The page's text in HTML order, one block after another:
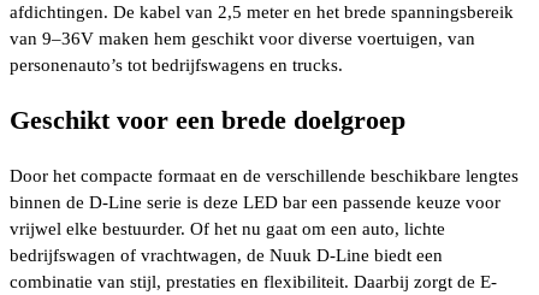
afdichtingen. De kabel van 2,5 meter en het brede spanningsbereik
van 9–36V maken hem geschikt voor diverse voertuigen, van
personenauto’s tot bedrijfswagens en trucks.
Geschikt voor een brede doelgroep
Door het compacte formaat en de verschillende beschikbare lengtes
binnen de D-Line serie is deze LED bar een passende keuze voor
vrijwel elke bestuurder. Of het nu gaat om een auto, lichte
bedrijfswagen of vrachtwagen, de Nuuk D-Line biedt een
combinatie van stijl, prestaties en flexibiliteit. Daarbij zorgt de E-